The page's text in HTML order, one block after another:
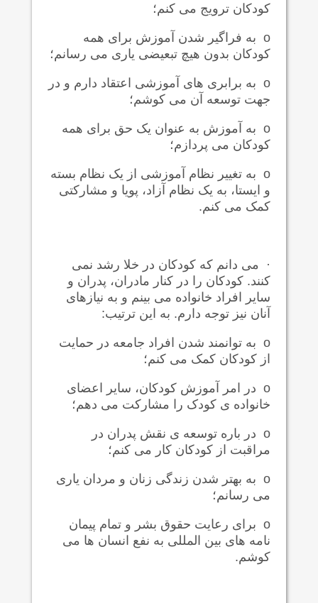
کودکان ترویج می کنم؛
o به فراگیر شدن آموزش برای همه
کودکان بدون هیچ تبعیضی یاری می رسانم؛
o به برابری های آموزشی اعتقاد دارم و در
جهت توسعه آن می کوشم؛
o به آموزش به عنوان یک حق برای همه
کودکان می پردازم؛
o به تغییر نظام آموزشی از یک نظام بسته
و ایستا، به یک نظام آزاد، پویا و مشارکتی
کمک می کنم.
· می دانم که کودکان در خلا رشد نمی
کنند. کودکان را در کنار مادران، پدران و
سایر افراد خانواده می بینم و به نیازهای
آنان نیز توجه دارم. به این ترتیب:
o به توانمند شدن افراد جامعه در حمایت
از کودکان کمک می کنم؛
o در امر آموزش کودکان، سایر اعضای
خانواده ی کودک را مشارکت می دهم؛
o در باره توسعه ی نقش پدران در
مراقبت از کودکان کار می کنم؛
o به بهتر شدن زندگی زنان و مردان یاری
می رسانم؛
o برای رعایت حقوق بشر و تمام پیمان
نامه های بین المللی به نفع انسان ها می
کوشم.